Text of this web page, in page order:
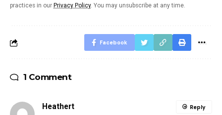
practices in our Privacy Policy. You may unsubscribe at any time.
Facebook
1 Comment
Heathert Reply